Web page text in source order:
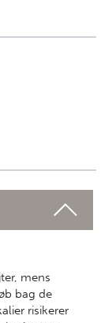
mens
bag de
risikerer